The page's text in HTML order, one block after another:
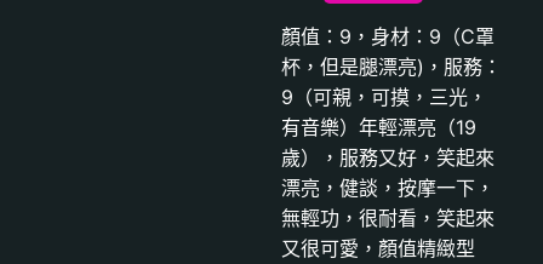
顏值：9，身材：9（C罩
杯，但是腿漂亮)，服務：
9（可親，可摸，三光，
有音樂）年輕漂亮（19
歲），服務又好，笑起來
漂亮，健談，按摩一下，
無輕功，很耐看，笑起來
又很可愛，顏值精緻型